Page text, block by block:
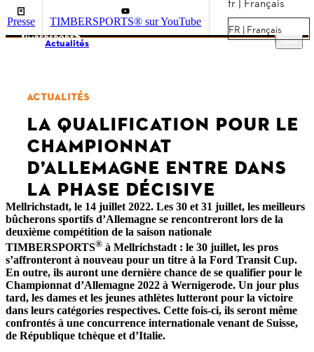
Presse TIMBERSPORTS® sur YouTube
fr | Français
FR | Français
Menu
Actualités
ACTUALITÉS
LA QUALIFICATION POUR LE
CHAMPIONNAT
D’ALLEMAGNE ENTRE DANS
LA PHASE DÉCISIVE
Mellrichstadt, le 14 juillet 2022. Les 30 et 31 juillet, les meilleurs
bûcherons sportifs d’Allemagne se rencontreront lors de la
deuxième compétition de la saison nationale
TIMBERSPORTS® à Mellrichstadt : le 30 juillet, les pros
s’affronteront à nouveau pour un titre à la Ford Transit Cup.
En outre, ils auront une dernière chance de se qualifier pour le
Championnat d’Allemagne 2022 à Wernigerode. Un jour plus
tard, les dames et les jeunes athlètes lutteront pour la victoire
dans leurs catégories respectives. Cette fois-ci, ils seront même
confrontés à une concurrence internationale venant de Suisse,
de République tchèque et d’Italie.